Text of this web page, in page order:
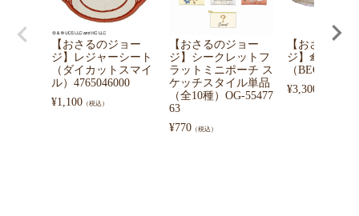
【おさるのジョー
ジ】レジャーシート
（ダイカットスマイ
ル）4765046000
¥1,100 （税込）
【おさるのジョー
ジ】シークレットフ
ラットミニポーチ ス
ケッチスタイル単品
（全10種）OG-55477
63
¥770 （税込）
【おさるのジ
ジ】傘サンシ
（BEG）LIC-
¥3,300